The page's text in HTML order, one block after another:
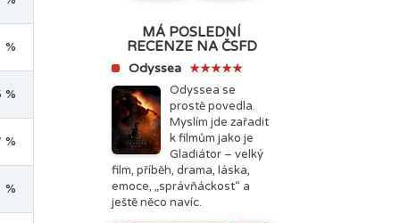
%
%
%
%
MÁ POSLEDNÍ
RECENZE NA ČSFD
Odyssea ★★★★★
Odyssea se
prostě povedla.
Myslím jde zařadit
k filmům jako je
Gladiátor – velký
film, příběh, drama, láska,
emoce, „správňáckost“ a
ještě něco navíc.